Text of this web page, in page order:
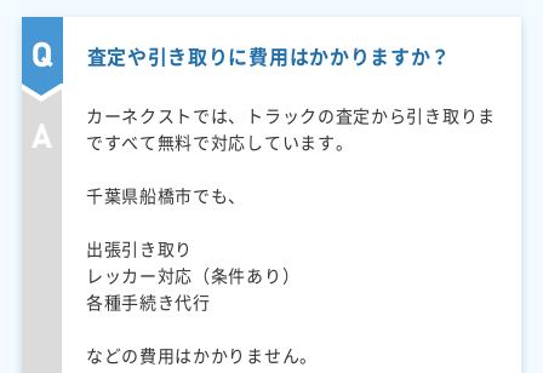
査定や引き取りに費用はかかりますか？
カーネクストでは、トラックの査定から引き取りま
ですべて無料で対応しています。
千葉県船橋市でも、
出張引き取り
レッカー対応（条件あり）
各種手続き代行
などの費用はかかりません。